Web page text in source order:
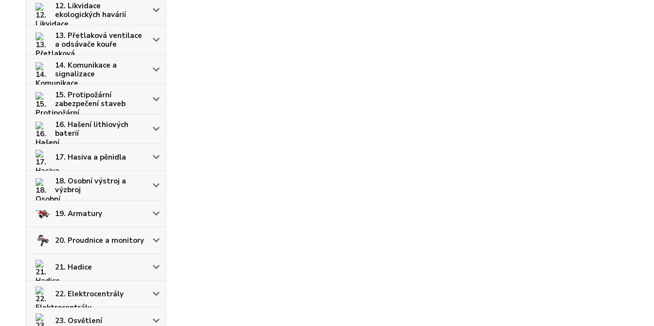
12. Likvidace
ekologických havárií
13. Přetlaková ventilace
a odsávače kouře
14. Komunikace a
signalizace
15. Protipožární
zabezpečení staveb
16. Hašení lithiových
baterií
17. Hasiva a pěnidla
18. Osobní výstroj a
výzbroj
19. Armatury
20. Proudnice a monitory
21. Hadice
22. Elektrocentrály
23. Osvětlení